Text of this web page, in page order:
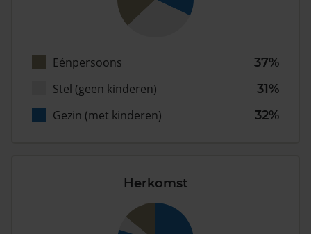
Eénpersoons
37%
Stel (geen kinderen)
31%
Gezin (met kinderen)
32%
Herkomst